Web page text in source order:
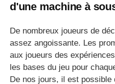
d'une machine à
De nombreux joueurs de
assez angoissante. Les
aux joueurs des
les bases du jeu pour
De nos jours, il est possible